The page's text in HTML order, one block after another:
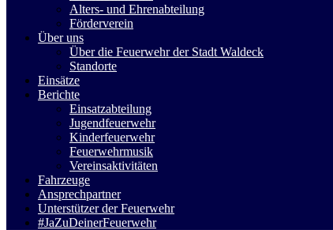
Alters- und Ehrenabteilung
Förderverein
Über uns
Über die Feuerwehr der Stadt Waldeck
Standorte
Einsätze
Berichte
Einsatzabteilung
Jugendfeuerwehr
Kinderfeuerwehr
Feuerwehrmusik
Vereinsaktivitäten
Fahrzeuge
Ansprechpartner
Unterstützer der Feuerwehr
#JaZuDeinerFeuerwehr